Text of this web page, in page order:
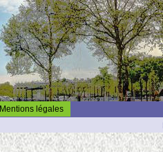
Mentions légales